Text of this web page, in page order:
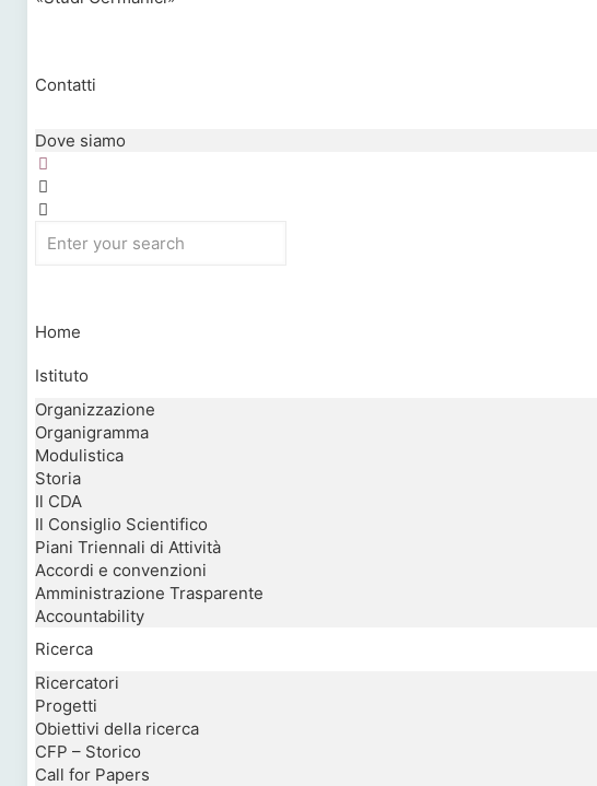
Contatti
Dove siamo
Home
Istituto
Organizzazione
Organigramma
Modulistica
Storia
Il CDA
Il Consiglio Scientifico
Piani Triennali di Attività
Accordi e convenzioni
Amministrazione Trasparente
Accountability
Ricerca
Ricercatori
Progetti
Obiettivi della ricerca
CFP – Storico
Call for Papers